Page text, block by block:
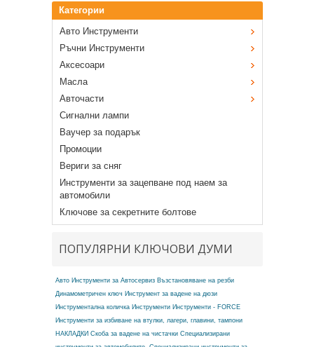
Категории
Авто Инструменти
Ръчни Инструменти
Аксесоари
Масла
Авточасти
Сигнални лампи
Ваучер за подарък
Промоции
Вериги за сняг
Инструменти за зацепване под наем за
автомобили
Ключове за секретните болтове
ПОПУЛЯРНИ КЛЮЧОВИ ДУМИ
Авто Инструменти за Автосервиз Възстановяване на резби
Динамометричен ключ Инструмент за вадене на дюзи
Инструментална количка Инструменти Инструменти - FORCE
Инструменти за избиване на втулки, лагери, главини, тампони
НАКЛАДКИ Скоба за вадене на чистачки Специализирани